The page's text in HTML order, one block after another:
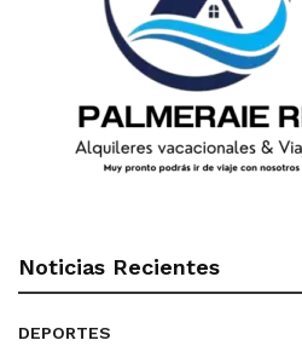
Noticias Recientes
DEPORTES